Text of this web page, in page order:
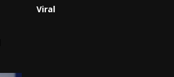
Viral